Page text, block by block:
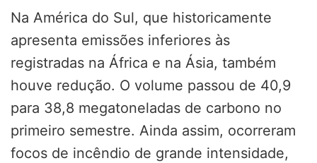
Na América do Sul, que historicamente
apresenta emissões inferiores às
registradas na África e na Ásia, também
houve redução. O volume passou de 40,9
para 38,8 megatoneladas de carbono no
primeiro semestre. Ainda assim, ocorreram
focos de incêndio de grande intensidade,